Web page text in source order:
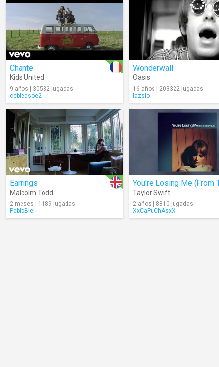
Chante
Kids United
9 años | 30582 jugadas
ccbledsoe2
Wonderwall
Oasis
16 años | 203322 jugadas
lazslo
Earrings
Malcolm Todd
2 meses | 1189 jugadas
PabloBiel
Taylor Swift
2 años | 8810 jugadas
XxCaPuChAsxX